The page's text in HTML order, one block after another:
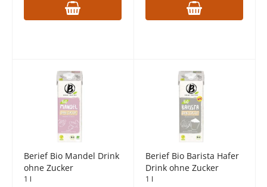
Berief Bio Mandel Drink
ohne Zucker
1 l
Berief Bio Barista Hafer
Drink ohne Zucker
1 l